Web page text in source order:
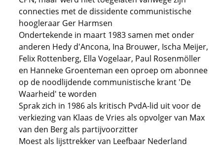
connecties met de dissidente communistische
hoogleraar Ger Harmsen
Ondertekende in maart 1983 samen met onder
anderen Hedy d'Ancona, Ina Brouwer, Ischa Meijer,
Felix Rottenberg, Ella Vogelaar, Paul Rosenmöller
en Hanneke Groenteman een oproep om abonnee
op de noodlijdende communistische krant 'De
Waarheid' te worden
Sprak zich in 1986 als kritisch PvdA-lid uit voor de
verkiezing van Klaas de Vries als opvolger van Max
van den Berg als partijvoorzitter
Moest als lijsttrekker van Leefbaar Nederland